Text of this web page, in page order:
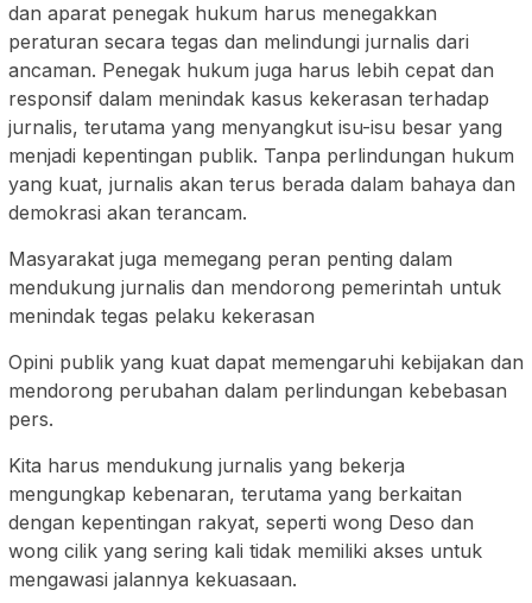
dan aparat penegak hukum harus menegakkan
peraturan secara tegas dan melindungi jurnalis dari
ancaman. Penegak hukum juga harus lebih cepat dan
responsif dalam menindak kasus kekerasan terhadap
jurnalis, terutama yang menyangkut isu-isu besar yang
menjadi kepentingan publik. Tanpa perlindungan hukum
yang kuat, jurnalis akan terus berada dalam bahaya dan
demokrasi akan terancam.
Masyarakat juga memegang peran penting dalam
mendukung jurnalis dan mendorong pemerintah untuk
menindak tegas pelaku kekerasan
Opini publik yang kuat dapat memengaruhi kebijakan dan
mendorong perubahan dalam perlindungan kebebasan
pers.
Kita harus mendukung jurnalis yang bekerja
mengungkap kebenaran, terutama yang berkaitan
dengan kepentingan rakyat, seperti wong Deso dan
wong cilik yang sering kali tidak memiliki akses untuk
mengawasi jalannya kekuasaan.